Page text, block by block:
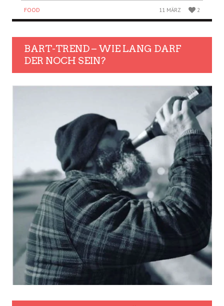
FOOD 11 MÄRZ 2
BART-TREND – WIE LANG DARF
DER NOCH SEIN?